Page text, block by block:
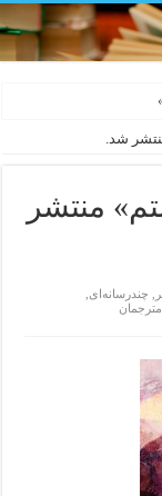
شد.
منتشر
چندرسانه‌ای